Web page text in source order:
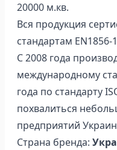
20000 м.кв.
Вся продукция
стандартам EN1856-
С 2008 года
международному
года по стандарту
похвалиться
предприятий
Страна бренда: